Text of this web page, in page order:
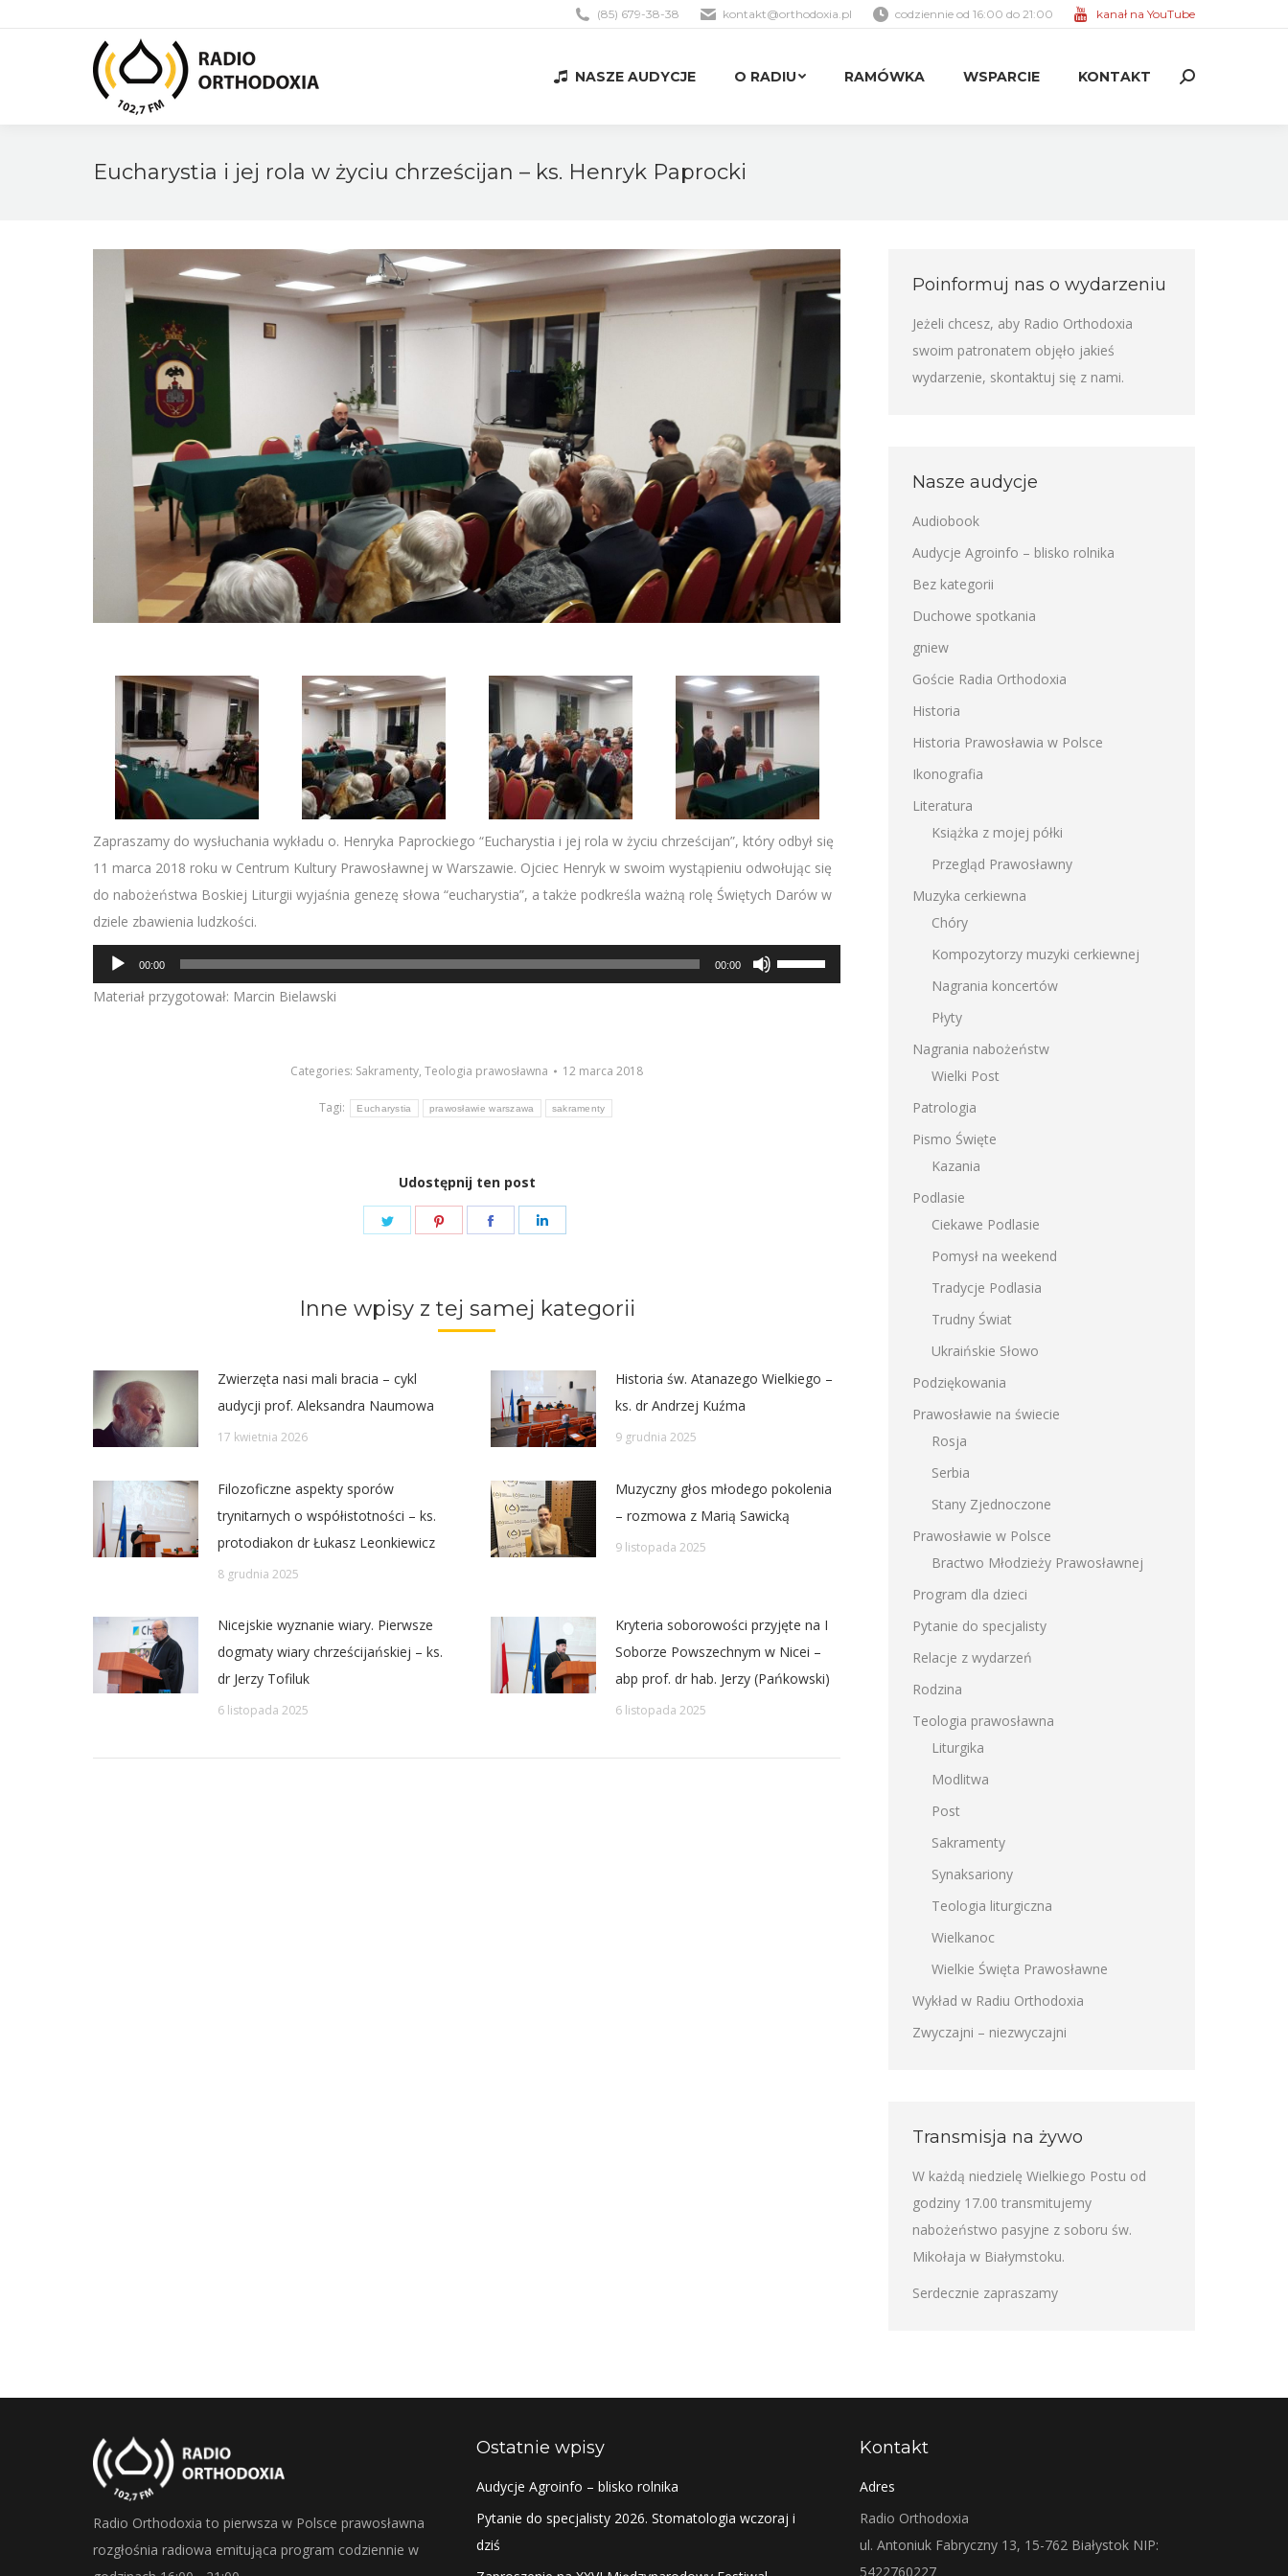
(85) 679-38-38 kontakt@orthodoxia.pl codziennie od 16:00 do 21:00 kanał na YouTube
NASZE AUDYCJE O RADIU RAMÓWKA WSPARCIE KONTAKT Search:
Eucharystia i jej rola w życiu chrześcijan – ks. Henryk Paprocki
Zapraszamy do wysłuchania wykładu o. Henryka Paprockiego “Eucharystia i jej rola w życiu chrześcijan”, który odbył się
11 marca 2018 roku w Centrum Kultury Prawosławnej w Warszawie. Ojciec Henryk w swoim wystąpieniu odwołując się
do nabożeństwa Boskiej Liturgii wyjaśnia genezę słowa “eucharystia”, a także podkreśla ważną rolę Świętych Darów w
dziele zbawienia ludzkości.
Odtwarzacz
plików
dźwiękowych
00:00 00:00
Używaj
strzałek
Materiał przygotował: Marcin Bielawski
Categories: Sakramenty, Teologia prawosławna 12 marca 2018
Tagi: Eucharystia prawosławie warszawa sakramenty
Udostępnij ten post
Share
Share
Share
Inne wpisy z tej samej kategorii
Zwierzęta nasi mali bracia – cykl
audycji prof. Aleksandra Naumowa
17 kwietnia 2026
Historia św. Atanazego Wielkiego –
ks. dr Andrzej Kuźma
9 grudnia 2025
Filozoficzne aspekty sporów
trynitarnych o współistotności – ks.
protodiakon dr Łukasz Leonkiewicz
8 grudnia 2025
Muzyczny głos młodego pokolenia
– rozmowa z Marią Sawicką
9 listopada 2025
Nicejskie wyznanie wiary. Pierwsze
dogmaty wiary chrześcijańskiej – ks.
dr Jerzy Tofiluk
6 listopada 2025
Kryteria soborowości przyjęte na I
Soborze Powszechnym w Nicei –
abp prof. dr hab. Jerzy (Pańkowski)
6 listopada 2025
Poinformuj nas o wydarzeniu
Jeżeli chcesz, aby Radio Orthodoxia
swoim patronatem objęło jakieś
wydarzenie, skontaktuj się z nami.
Nasze audycje
Audiobook
Audycje Agroinfo – blisko rolnika
Bez kategorii
Duchowe spotkania
gniew
Goście Radia Orthodoxia
Historia
Historia Prawosławia w Polsce
Ikonografia
Literatura
Książka z mojej półki
Przegląd Prawosławny
Muzyka cerkiewna
Chóry
Kompozytorzy muzyki cerkiewnej
Nagrania koncertów
Płyty
Nagrania nabożeństw
Wielki Post
Patrologia
Pismo Święte
Kazania
Podlasie
Ciekawe Podlasie
Pomysł na weekend
Tradycje Podlasia
Trudny Świat
Ukraińskie Słowo
Podziękowania
Prawosławie na świecie
Rosja
Serbia
Stany Zjednoczone
Prawosławie w Polsce
Bractwo Młodzieży Prawosławnej
Program dla dzieci
Pytanie do specjalisty
Relacje z wydarzeń
Rodzina
Teologia prawosławna
Liturgika
Modlitwa
Post
Sakramenty
Synaksariony
Teologia liturgiczna
Wielkanoc
Wielkie Święta Prawosławne
Wykład w Radiu Orthodoxia
Zwyczajni – niezwyczajni
Transmisja na żywo
W każdą niedzielę Wielkiego Postu od
godziny 17.00 transmitujemy
nabożeństwo pasyjne z soboru św.
Mikołaja w Białymstoku.
Serdecznie zapraszamy
Radio Orthodoxia to pierwsza w Polsce prawosławna
rozgłośnia radiowa emitująca program codziennie w
Ostatnie wpisy
Audycje Agroinfo – blisko rolnika
Pytanie do specjalisty 2026. Stomatologia wczoraj i
dziś
Kontakt
Adres
Radio Orthodoxia
ul. Antoniuk Fabryczny 13, 15-762 Białystok NIP:
5422760227